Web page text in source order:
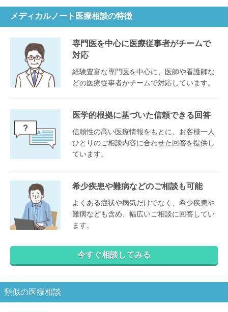
メディカルノート医療相談の特徴
専門医を中心に医療従事者がチームで
対応
経験豊富な専門医を中心に、医師や看護師な
どの医療従事者がチームで対応しています。
医学的根拠に基づいた信頼できる回答
信頼性の高い医療情報をもとに、お客様一人
ひとりのご相談内容に合わせた回答を提供し
ています。
希少疾患や難病などのご相談も可能
よくある症状や病気だけでなく、希少疾患や
難病なども含め、幅広いご相談に回答してい
ます。
今すぐ相談してみる
類似の医療相談